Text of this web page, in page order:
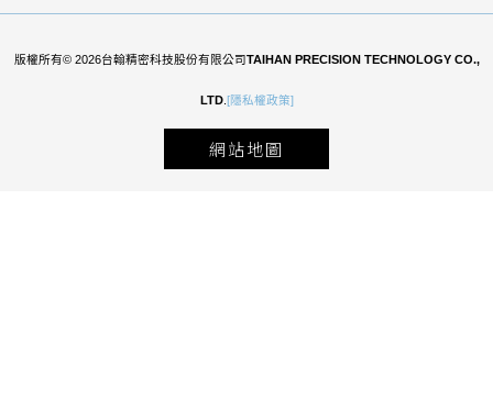
版權所有© 2026台翰精密科技股份有限公司TAIHAN PRECISION TECHNOLOGY CO.,
LTD. [隱私權政策]
網站地圖